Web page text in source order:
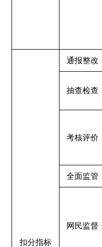
扣分指标
通报整改
抽查检查
考核评价
全面监管
网民监督